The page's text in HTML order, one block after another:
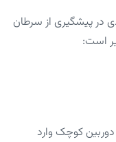
در پیشگیری از سرطان
است:
کوچک وارد